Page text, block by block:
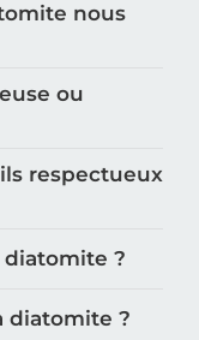
nous
ou
respectueux
diatomite ?
diatomite ?